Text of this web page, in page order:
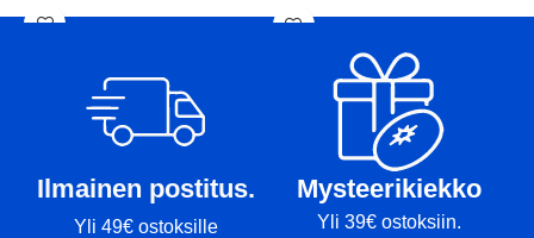
Kunto: A-
Paino: 171g
Kuvasta poiketen kiekossa lila
Ilmainen postitus.
Yli 49€ ostoksille
Mysteerikiekko
Yli 39€ ostoksiin.